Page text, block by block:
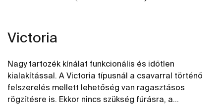
Victoria
Nagy tartozék kínálat funkcionális és időtlen
kialakítással. A Victoria típusnál a csavarral történő
felszerelés mellett lehetőség van ragasztásos
rögzítésre is. Ekkor nincs szükség fúrásra, a